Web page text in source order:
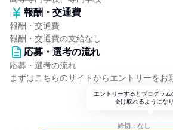
報酬・交通費
報酬・交通費
報酬・交通費の支給なし
応募・選考の流れ
応募・選考の流れ
まずはこちらのサイトからエントリーをお
エントリーするとプログラム
受け取れるようにな
締切：なし